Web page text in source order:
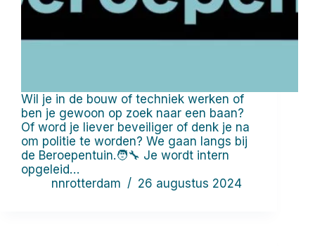
Wil je in de bouw of techniek werken of
ben je gewoon op zoek naar een baan?
Of word je liever beveiliger of denk je na
om politie te worden? We gaan langs bij
de Beroepentuin.🧑‍🔧 Je wordt intern
opgeleid…
nnrotterdam
26 augustus 2024